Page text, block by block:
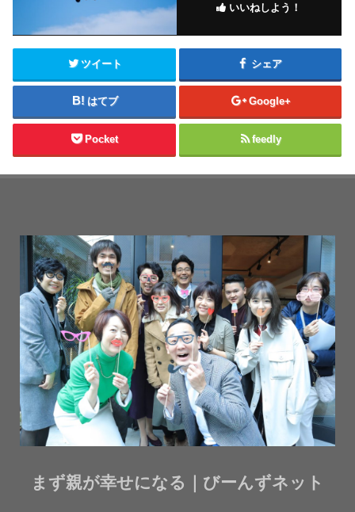
いいねしよう！
ツイート シェア
はてブ Google+
Pocket feedly
まず親が幸せになる｜びーんずネット